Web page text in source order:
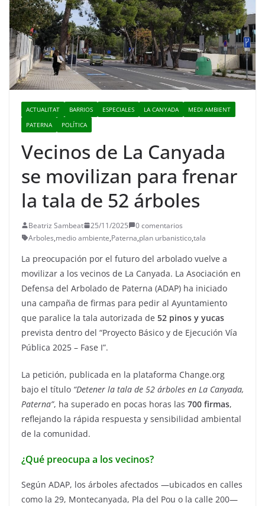
ACTUALITAT BARRIOS ESPECIALES LA CANYADA
MEDI AMBIENT
PATERNA
POLÍTICA
Vecinos de La Canyada
se movilizan para frenar
la tala de 52 árboles
Beatriz Sambeat 25/11/2025
0 comentarios
Arboles,medio ambiente,Paterna,plan urbanistico,tala
La preocupación por el futuro del arbolado vuelve a
movilizar a los vecinos de La Canyada. La Asociación en
Defensa del Arbolado de Paterna (ADAP) ha iniciado
una campaña de firmas para pedir al Ayuntamiento
que paralice la tala autorizada de 52 pinos y yucas
prevista dentro del “Proyecto Básico y de Ejecución Vía
Pública 2025 – Fase I”.
La petición, publicada en la plataforma Change.org
bajo el título “Detener la tala de 52 árboles en La Canyada,
Paterna”, ha superado en pocas horas las 700 firmas,
reflejando la rápida respuesta y sensibilidad ambiental
de la comunidad.
¿Qué preocupa a los vecinos?
Según ADAP, los árboles afectados —ubicados en calles
como la 29, Montecanyada, Pla del Pou o la calle 200—